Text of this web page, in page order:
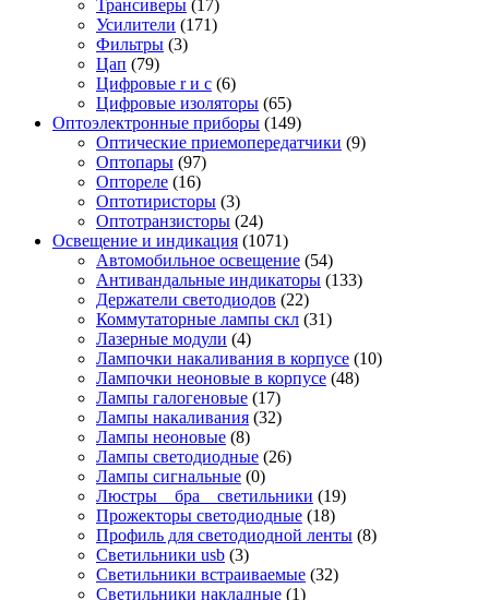
Трансиверы (17)
Усилители (171)
Фильтры (3)
Цап (79)
Цифровые r и c (6)
Цифровые изоляторы (65)
Оптоэлектронные приборы (149)
Оптические приемопередатчики (9)
Оптопары (97)
Оптореле (16)
Оптотиристоры (3)
Оптотранзисторы (24)
Освещение и индикация (1071)
Автомобильное освещение (54)
Антивандальные индикаторы (133)
Держатели светодиодов (22)
Коммутаторные лампы скл (31)
Лазерные модули (4)
Лампочки накаливания в корпусе (10)
Лампочки неоновые в корпусе (48)
Лампы галогеновые (17)
Лампы накаливания (32)
Лампы неоновые (8)
Лампы светодиодные (26)
Лампы сигнальные (0)
Люстры _ бра _ светильники (19)
Прожекторы светодиодные (18)
Профиль для светодиодной ленты (8)
Светильники usb (3)
Светильники встраиваемые (32)
Светильники накладные (1)